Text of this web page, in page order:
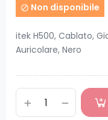
 Non disponibile
itek H500, Cablato,
Auricolare, Nero